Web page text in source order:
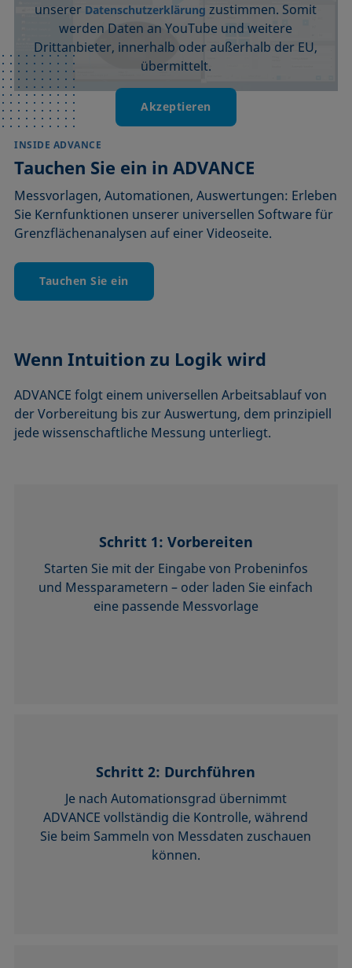
unserer Datenschutzerklärung zustimmen. Somit
werden Daten an YouTube und weitere
Drittanbieter, innerhalb oder außerhalb der EU,
übermittelt.
Akzeptieren
INSIDE ADVANCE
Tauchen Sie ein in ADVANCE
Messvorlagen, Automationen, Auswertungen: Erleben
Sie Kernfunktionen unserer universellen Software für
Grenzflächenanalysen auf einer Videoseite.
Tauchen Sie ein
Wenn Intuition zu Logik wird
ADVANCE folgt einem universellen Arbeitsablauf von
der Vorbereitung bis zur Auswertung, dem prinzipiell
jede wissenschaftliche Messung unterliegt.
Schritt 1: Vorbereiten
Starten Sie mit der Eingabe von Probeninfos
und Messparametern – oder laden Sie einfach
eine passende Messvorlage
Schritt 2: Durchführen
Je nach Automationsgrad übernimmt
ADVANCE vollständig die Kontrolle, während
Sie beim Sammeln von Messdaten zuschauen
können.